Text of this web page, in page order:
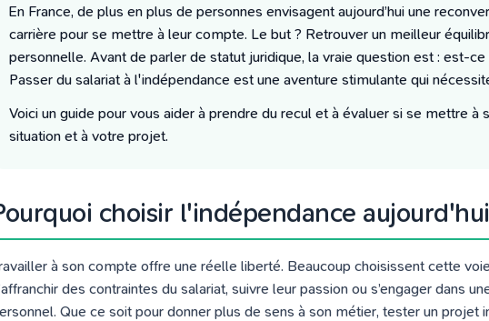
En France, de plus en plus de personnes envisagent aujourd’hui une
carrière pour se mettre à leur compte. Le but ? Retrouver un meilleur
personnelle. Avant de parler de statut juridique, la vraie question est : est-
Passer du salariat à l'indépendance est une aventure stimulante qui
Voici un guide pour vous aider à prendre du recul et à évaluer si se mettre
situation et à votre projet.
choisir l'indépendance
à son compte offre une réelle liberté. Beaucoup choisissent cette
des contraintes du salariat, suivre leur passion ou s’engager dans
Que ce soit pour donner plus de sens à son métier, tester un projet